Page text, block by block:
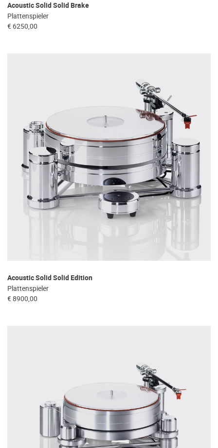
Acoustic Solid Solid Brake
Plattenspieler
€ 6250,00
Acoustic Solid Solid Edition
Plattenspieler
€ 8900,00